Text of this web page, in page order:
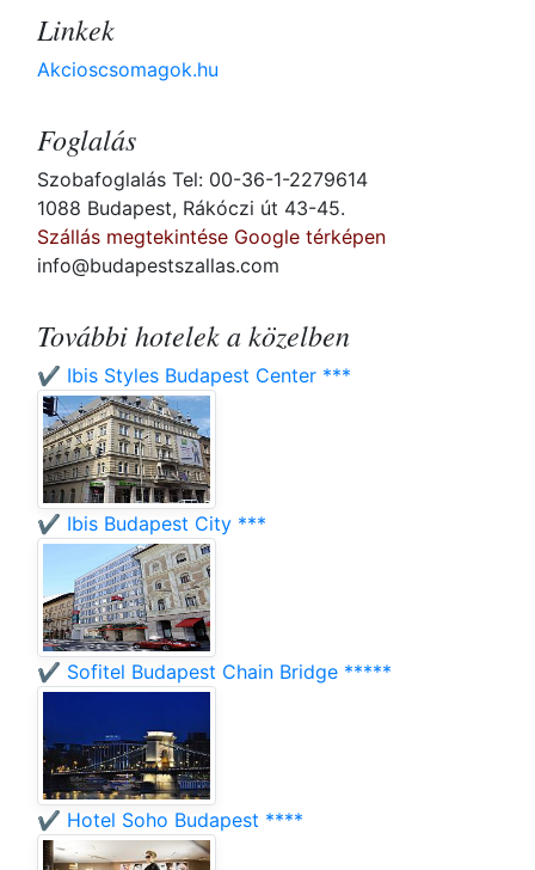
Linkek
Akcioscsomagok.hu
Foglalás
Szobafoglalás Tel: 00-36-1-2279614
1088 Budapest, Rákóczi út 43-45.
Szállás megtekintése Google térképen
info@budapestszallas.com
További hotelek a közelben
✔️ Ibis Styles Budapest Center ***
✔️ Ibis Budapest City ***
✔️ Sofitel Budapest Chain Bridge *****
✔️ Hotel Soho Budapest ****